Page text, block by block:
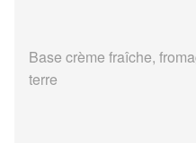
Base crème fraîche,
terre